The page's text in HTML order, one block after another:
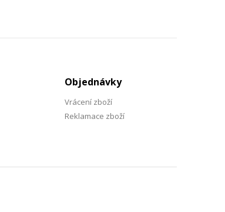
Objednávky
Vrácení zboží
Reklamace zboží